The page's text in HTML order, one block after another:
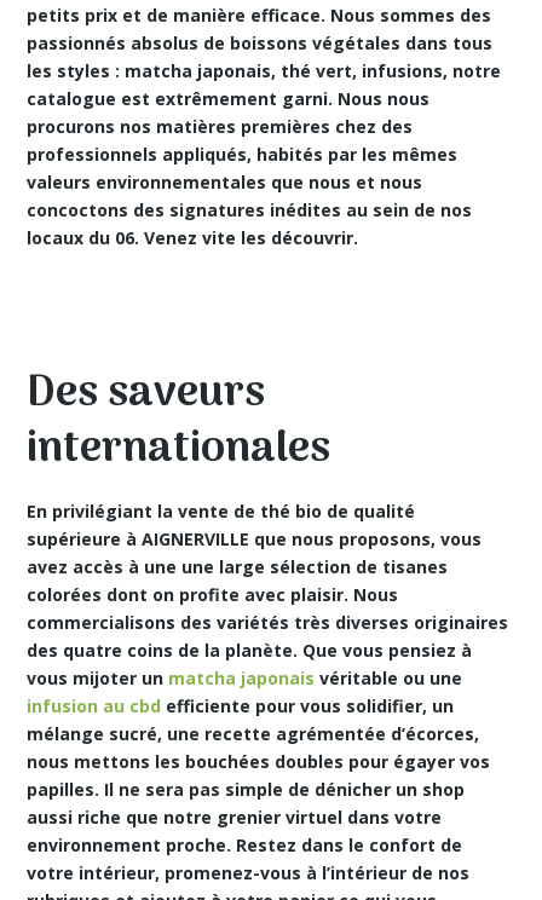
petits prix et de manière efficace. Nous sommes des
passionnés absolus de boissons végétales dans tous
les styles : matcha japonais, thé vert, infusions, notre
catalogue est extrêmement garni. Nous nous
procurons nos matières premières chez des
professionnels appliqués, habités par les mêmes
valeurs environnementales que nous et nous
concoctons des signatures inédites au sein de nos
locaux du 06. Venez vite les découvrir.
Des saveurs
internationales
En privilégiant la vente de thé bio de qualité
supérieure à AIGNERVILLE que nous proposons, vous
avez accès à une une large sélection de tisanes
colorées dont on profite avec plaisir. Nous
commercialisons des variétés très diverses originaires
des quatre coins de la planète. Que vous pensiez à
vous mijoter un matcha japonais véritable ou une
infusion au cbd efficiente pour vous solidifier, un
mélange sucré, une recette agrémentée d’écorces,
nous mettons les bouchées doubles pour égayer vos
papilles. Il ne sera pas simple de dénicher un shop
aussi riche que notre grenier virtuel dans votre
environnement proche. Restez dans le confort de
votre intérieur, promenez-vous à l’intérieur de nos